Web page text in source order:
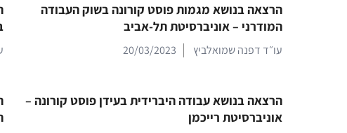
הרצאה בנושא מגמות פוסט קורונה בשוק העבודה
המודרני – אוניברסיטת תל-אביב
עו״ד דפנה שמואלביץ 20/03/2023
הרצאה בנושא עבודה היברידית בעידן פוסט קורונה –
אוניברסיטת רייכמן